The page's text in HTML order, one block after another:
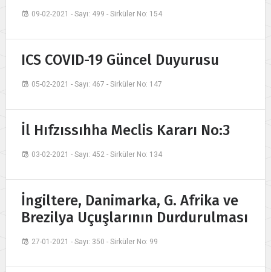
09-02-2021 - Sayı: 499 - Sirküler No: 154
ICS COVID-19 Güncel Duyurusu
05-02-2021 - Sayı: 467 - Sirküler No: 147
İl Hıfzıssıhha Meclis Kararı No:3
03-02-2021 - Sayı: 452 - Sirküler No: 134
İngiltere, Danimarka, G. Afrika ve
Brezilya Uçuşlarının Durdurulması
27-01-2021 - Sayı: 350 - Sirküler No: 99